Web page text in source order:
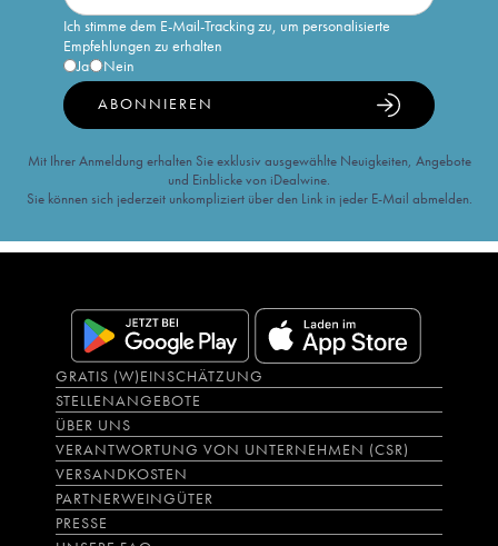
Ich stimme dem E-Mail-Tracking zu, um personalisierte
Empfehlungen zu erhalten
Ja
Nein
ABONNIEREN
Mit Ihrer Anmeldung erhalten Sie exklusiv ausgewählte Neuigkeiten, Angebote
und Einblicke von iDealwine.
Sie können sich jederzeit unkompliziert über den Link in jeder E-Mail abmelden.
GRATIS (W)EINSCHÄTZUNG
STELLENANGEBOTE
ÜBER UNS
VERANTWORTUNG VON UNTERNEHMEN (CSR)
VERSANDKOSTEN
PARTNERWEINGÜTER
PRESSE